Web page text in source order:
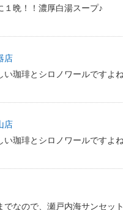
１晩！！濃厚白湯スープ♪
店
い珈琲とシロノワールですよ
店
い珈琲とシロノワールですよ
でなので、瀬戸内海サンセッ